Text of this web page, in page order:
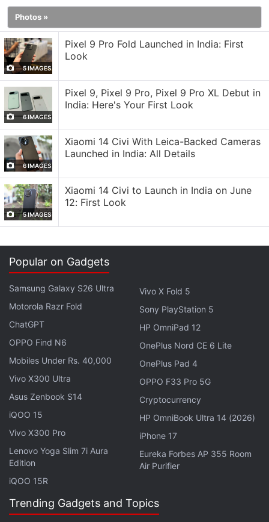
associer de numéro de téléphone, mais cela aurait
pour effet de limiter leur espace de stockage
disponible à 5 Go. Mais plusieurs utilisateurs
critiquent cette mesure, affirmant que l'entreprise
aura accès à davantage de données utilisateur.
Quelques utilisateurs affirment que ce changement
aidera le géant de la technologie à réduire le spam.
Actuellement, Google offre 15 Go de stockage
gratuit dans le cloud aux utilisateurs qui créent un
compte Gmail. Nombreux créent plusieurs comptes
Gmail pour contourner les limites de stockage au
lieu de payer pour de l'espace supplémentaire.
L'entreprise pourrait chercher à mettre fin à cette
pratique en limitant le stockage gratuit pour certains
nouveaux comptes.
Les publications sur Reddit suggèrent que le test
est actuellement limité à certains utilisateurs dans
des pays africains tels que le Kenya et le Nigeria.
Cependant, il pourrait simplement s'agir d'un test
A/B avant un déploiement plus large. Au moment de
la rédaction de cet article, les pages d'assistance
officielles de Gmail indiquent toujours que les
stockage gratuit. Les personnes qui ont besoin
d'espace de stockage supplémentaire peuvent
souscrire à l'abonnement Google One.
« Nous testons une nouvelle politique de stockage
pour les nouveaux comptes créés dans certaines
régions, qui nous aidera à continuer à fournir un
service de stockage de haute qualité à nos
Photos »
5 IMAGES
Pixel 9 Pro Fold Launched in India: First
Look
6 IMAGES
Pixel 9, Pixel 9 Pro, Pixel 9 Pro XL Debut in
India: Here's Your First Look
6 IMAGES
Xiaomi 14 Civi With Leica-Backed Cameras
Launched in India: All Details
5 IMAGES
Xiaomi 14 Civi to Launch in India on June
12: First Look
Popular on Gadgets
Samsung Galaxy S26 Ultra
Motorola Razr Fold
ChatGPT
OPPO Find N6
Mobiles Under Rs. 40,000
Vivo X300 Ultra
Asus Zenbook S14
iQOO 15
Vivo X300 Pro
Lenovo Yoga Slim 7i Aura
Edition
iQOO 15R
Vivo X Fold 5
Sony PlayStation 5
HP OmniPad 12
OnePlus Nord CE 6 Lite
OnePlus Pad 4
OPPO F33 Pro 5G
Cryptocurrency
HP OmniBook Ultra 14 (2026)
iPhone 17
Eureka Forbes AP 355 Room
Air Purifier
Trending Gadgets and Topics